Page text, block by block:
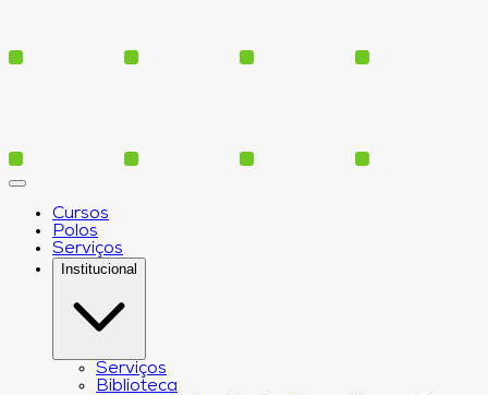
Cursos
Polos
Serviços
Institucional
Serviços
Biblioteca